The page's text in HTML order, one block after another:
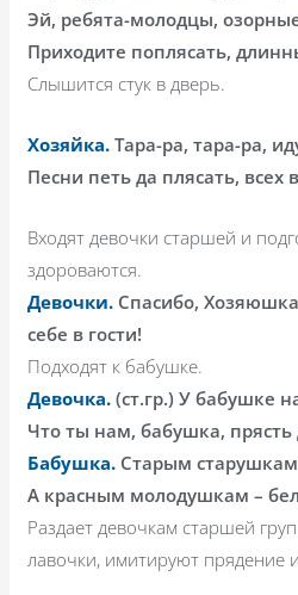
Эй, ребята-молодцы,
Приходите поплясать,
Слышится стук в дверь.
Хозяйка. Тара-ра, тара-ра,
Песни петь да плясать, всех
Входят девочки старшей и
здороваются.
Девочки. Спасибо,
себе в гости!
Подходят к бабушке.
Девочка. (ст.гр.) У бабушке
Что ты нам, бабушка,
Бабушка. Старым
А красным молодушкам –
Раздает девочкам старшей
лавочки, имитируют прядение